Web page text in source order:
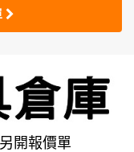
開報價單